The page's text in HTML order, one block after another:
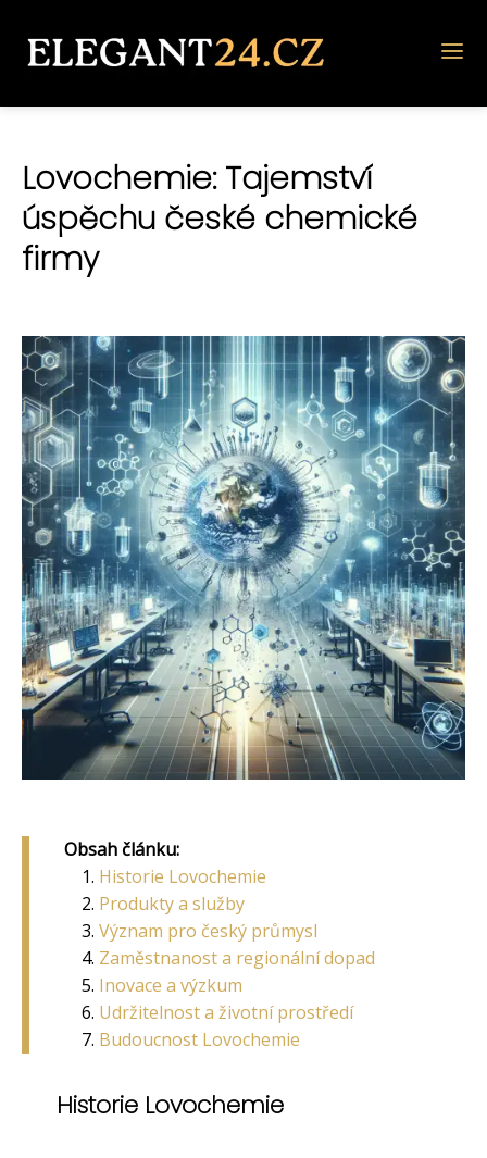
Lovochemie: Tajemství
úspěchu české chemické
firmy
Obsah článku:
Historie Lovochemie
Produkty a služby
Význam pro český průmysl
Zaměstnanost a regionální dopad
Inovace a výzkum
Udržitelnost a životní prostředí
Budoucnost Lovochemie
Historie Lovochemie